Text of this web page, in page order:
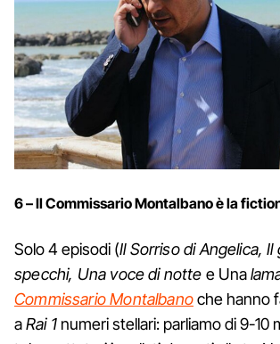
6 – Il Commissario Montalbano è la
Solo 4 episodi (Il Sorriso di Angelica, Il
specchi, Una voce di notte e Una
Commissario Montalbanoche hanno
aRai 1numeri stellari: parliamo di 9-10